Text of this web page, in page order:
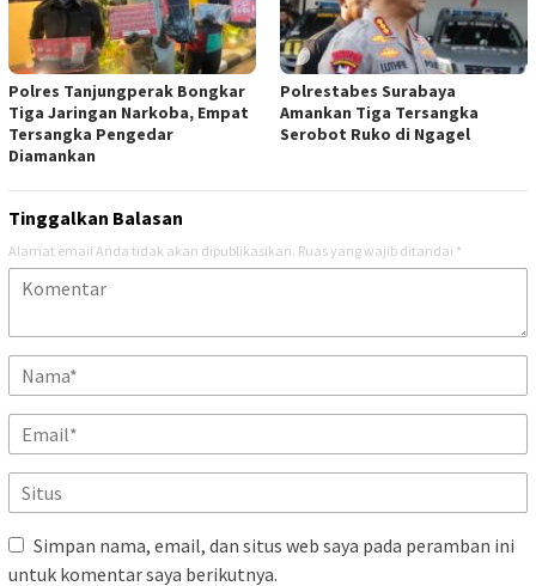
Polres Tanjungperak Bongkar
Tiga Jaringan Narkoba, Empat
Tersangka Pengedar
Diamankan
Polrestabes Surabaya
Amankan Tiga Tersangka
Serobot Ruko di Ngagel
Tinggalkan Balasan
Alamat email Anda tidak akan dipublikasikan. Ruas yang wajib ditandai *
Simpan nama, email, dan situs web saya pada peramban ini
untuk komentar saya berikutnya.